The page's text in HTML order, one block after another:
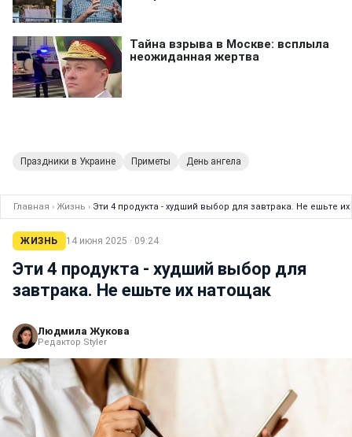
Праздники в Украине Приметы День ангела
Главная › Жизнь › Эти 4 продукта - худший выбор для завтрака. Не ешьте
ЖИЗНЬ 14 июня 2025 · 09:24
Эти 4 продукта - худший выбор для
завтрака. Не ешьте их натощак
Людмила Жукова
Редактор Styler